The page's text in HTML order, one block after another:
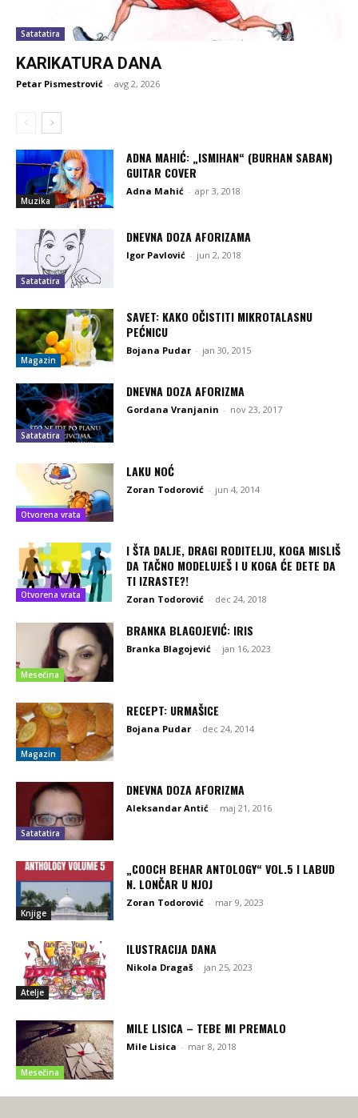
Satatatira
KARIKATURA DANA
Petar Pismestrović - avg 2, 2026
Muzika
ADNA MAHIĆ: „ISMIHAN“ (BURHAN SABAN)
GUITAR COVER
Adna Mahić - apr 3, 2018
Satatatira
DNEVNA DOZA AFORIZAMA
Igor Pavlović - jun 2, 2018
Magazin
SAVET: KAKO OČISTITI MIKROTALASNU
PEĆNICU
Bojana Pudar - jan 30, 2015
Satatatira
DNEVNA DOZA AFORIZMA
Gordana Vranjanin - nov 23, 2017
Otvorena vrata
LAKU NOĆ
Zoran Todorović - jun 4, 2014
Otvorena vrata
I ŠTA DALJE, DRAGI RODITELJU, KOGA MISLIŠ
DA TAČNO MODELUJEŠ I U KOGA ĆE DETE DA
TI IZRASTE?!
Zoran Todorović - dec 24, 2018
Mesečina
BRANKA BLAGOJEVIĆ: IRIS
Branka Blagojević - jan 16, 2023
Magazin
RECEPT: URMAŠICE
Bojana Pudar - dec 24, 2014
Satatatira
DNEVNA DOZA AFORIZMA
Aleksandar Antić - maj 21, 2016
Knjige
„COOCH BEHAR ANTOLOGY“ VOL.5 I LABUD
N. LONČAR U NJOJ
Zoran Todorović - mar 9, 2023
Atelje
ILUSTRACIJA DANA
Nikola Dragaš - jan 25, 2023
Mesečina
MILE LISICA – TEBE MI PREMALO
Mile Lisica - mar 8, 2018